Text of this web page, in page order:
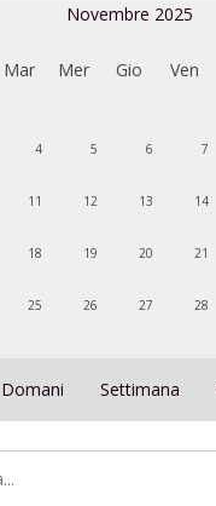
Novembre 2025
Mar Mer Gio Ven
4 5 6 7
11 12 13 14
18 19 20 21
25 26 27 28
Domani Settimana